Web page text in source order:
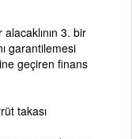
alacaklının 3. bir
garantilemesi
geçiren finans
takası